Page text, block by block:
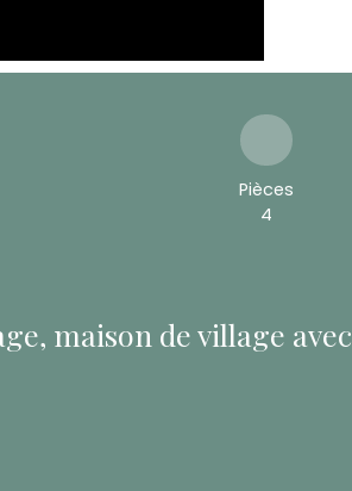
Pièces
4
maison de village avec